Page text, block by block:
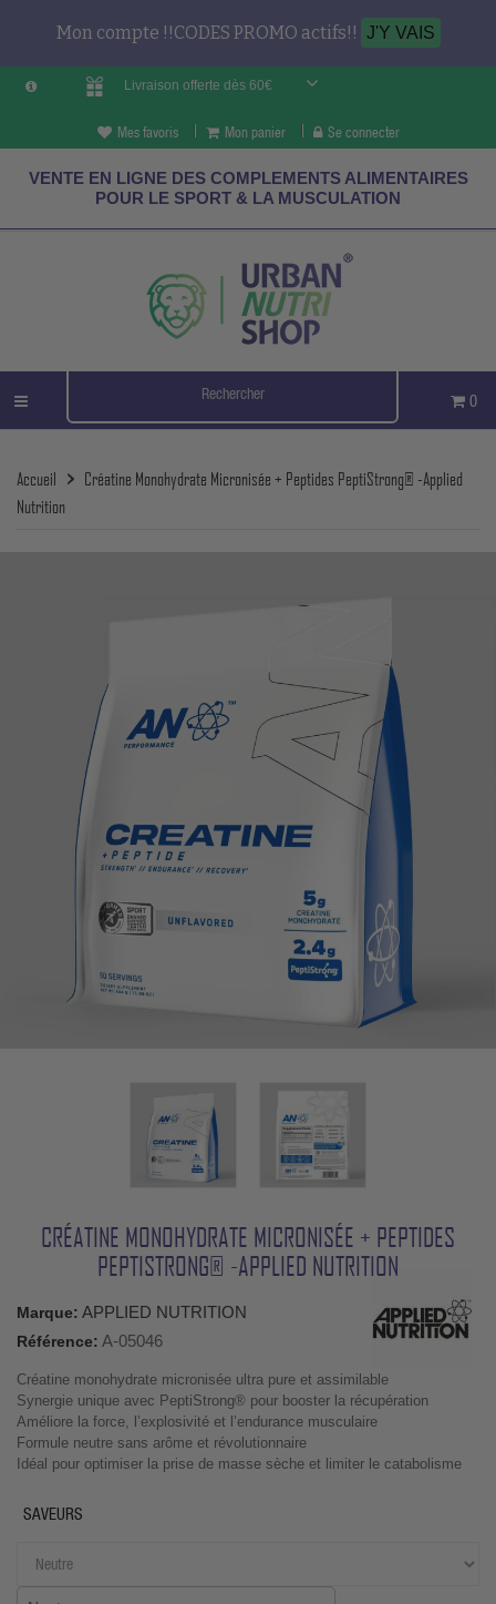
Mon compte !!CODES PROMO actifs!! J'Y VAIS
Livraison offerte dès 60€
Mes favoris Mon panier Se connecter
VENTE EN LIGNE DES COMPLEMENTS ALIMENTAIRES
POUR LE SPORT & LA MUSCULATION
0
Accueil
Créatine Monohydrate Micronisée + Peptides PeptiStrong® -Applied
Nutrition
CRÉATINE MONOHYDRATE MICRONISÉE + PEPTIDES
PEPTISTRONG® -APPLIED NUTRITION
Marque: APPLIED NUTRITION
Référence: A-05046
Créatine monohydrate micronisée ultra pure et assimilable
Synergie unique avec PeptiStrong® pour booster la récupération
Améliore la force, l’explosivité et l’endurance musculaire
Formule neutre sans arôme et révolutionnaire
Idéal pour optimiser la prise de masse sèche et limiter le catabolisme
SAVEURS